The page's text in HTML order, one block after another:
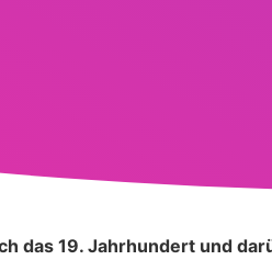
das 19. Jahrhundert und